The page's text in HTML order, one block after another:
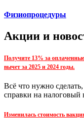
Физиопроцедуры
Акции и
Получите 13% за
вычет за 2025 и 2024 годы.
Всё что нужно
справки на налоговый
Изменилась стоимость